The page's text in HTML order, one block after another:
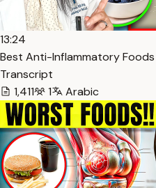
13:24
Best Anti-Inflammatory
Transcript
1,411
1 Arabic